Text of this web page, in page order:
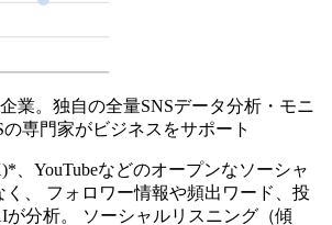
業。独自の全量SNSデータ分析・モニ
専門家がビジネスをサポート
、YouTubeなどのオープンなソーシャ
く、 フォロワー情報や頻出ワード、投
分析。 ソーシャルリスニング（傾